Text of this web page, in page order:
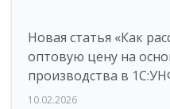
Новая статья «Как
оптовую цену на
производства в
10.02.2026